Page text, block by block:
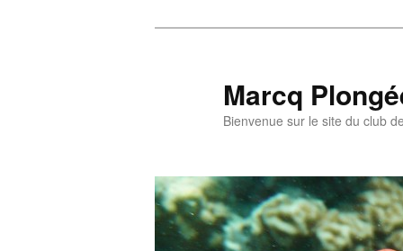
Marcq
Bienvenue sur le site du club